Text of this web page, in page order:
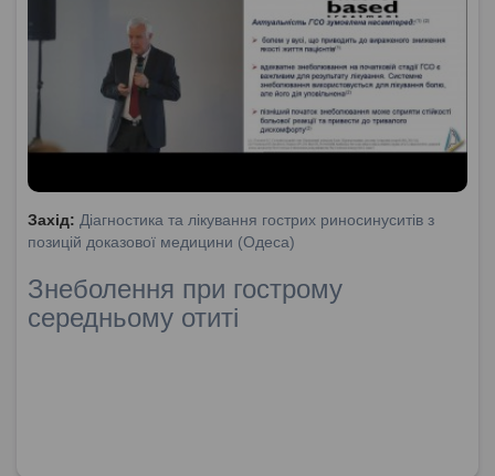
Захід: Діагностика та лікування гострих риносинуситів з
позицій доказової медицини (Одеса)
Знеболення при гострому
середньому отиті